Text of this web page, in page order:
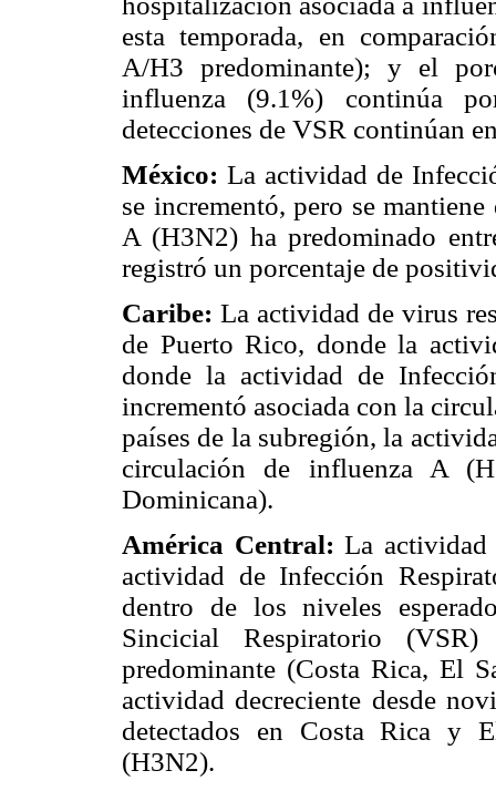
esta temporada, en
A/H3 predominante); y el
influenza (9.1%) continúa
detecciones de VSR continúan
México: La actividad de
se incrementó, pero se
A (H3N2) ha predominado
registró un porcentaje de
Caribe: La actividad de virus
de Puerto Rico, donde la
donde la actividad de
incrementó asociada con la
países de la subregión, la
circulación de influenza A
Dominicana).
América Central: La
actividad de Infección
dentro de los niveles
Sincicial Respiratorio
predominante (Costa Rica, El
actividad decreciente desde
detectados en Costa Rica y
(H3N2).